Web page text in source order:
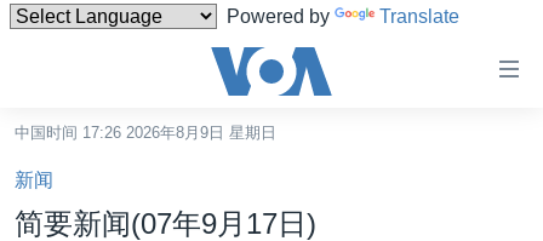
Powered by Translate
碍
链
接
中国时间 17:26 2026年8月9日 星期日
新闻
简要新闻(07年9月17日)